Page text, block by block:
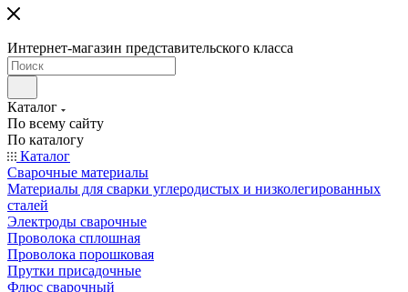
Интернет-магазин представительского класса
Каталог
По всему сайту
По каталогу
Каталог
Сварочные материалы
Материалы для сварки углеродистых и низколегированных
сталей
Электроды сварочные
Проволока сплошная
Проволока порошковая
Прутки присадочные
Флюс сварочный